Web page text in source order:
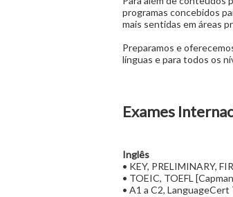
programas concebidos
mais sentidas em áreas
Preparamos e
línguas e para todos os
Exames
Inglês
• KEY, PRELIMINARY,
• TOEIC, TOEFL
• A1 a C2,